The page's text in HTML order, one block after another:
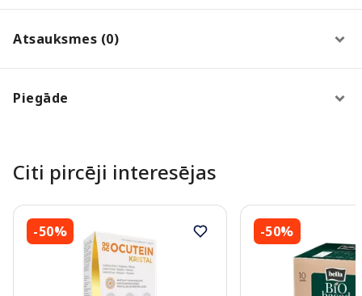
Atsauksmes (0)
Piegāde
Citi pircēji interesējas
-50% -50%